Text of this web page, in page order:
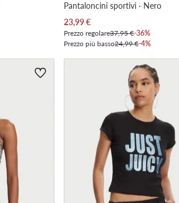
Pantaloncini sportivi · Nero
Prezzo attuale
23,99€
Prezzo regolare37,95 €-36%
Prezzo più basso24,99 €-4%